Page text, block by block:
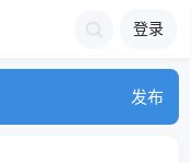
登录
发布